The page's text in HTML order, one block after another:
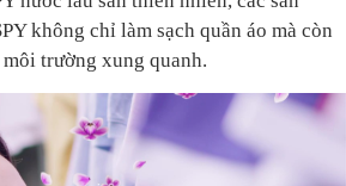
không chỉ làm sạch quần áo mà còn
trường xung quanh.